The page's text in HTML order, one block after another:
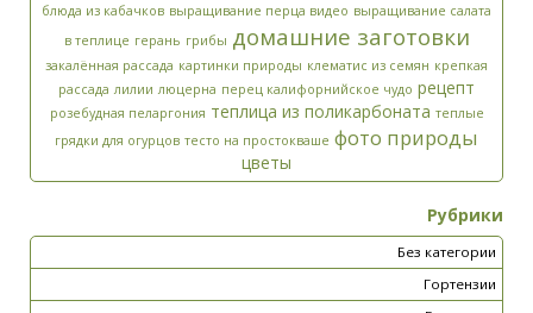
блюда из кабачков выращивание перца видео выращивание салата
в теплице герань грибы домашние заготовки
закалённая рассада картинки природы клематис из семян крепкая
рассада лилии люцерна перец калифорнийское чудо рецепт
розебудная пеларгония теплица из поликарбоната теплые
грядки для огурцов тесто на простокваше фото природы
цветы
Рубрики
Без категории
Гортензии